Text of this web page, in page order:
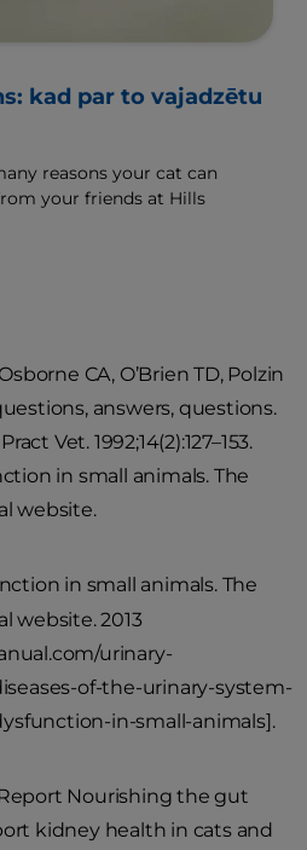
kad par to vajadzētu
reasons your cat can
your friends at Hills
CA, O’Brien TD, Polzin
answers, questions.
Vet. 1992;14(2):127–153.
in small animals. The
website.
in small animals. The
website. 2013
urinary-
of-the-urinary-system-
in-small-animals].
Nourishing the gut
kidney health in cats and